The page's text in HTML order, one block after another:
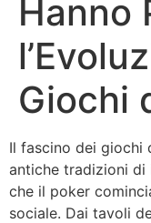
Hanno
Giochi
Il fascino dei giochi
antiche tradizioni di
che il poker
sociale. Dai tavoli